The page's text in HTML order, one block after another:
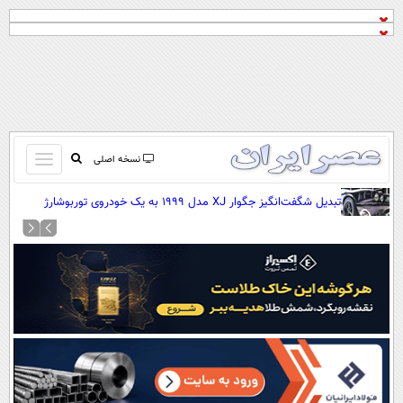
نسخه اصلی
باز
و
بسته
کردن
صفحه اول
آرشیو
نظرسنجی
آب و هوا
اوقات شرعی
سواد زندگی
تبدیل شگفت‌انگیز جگوار XJ مدل ۱۹۹۹ به یک خودروی توربوشارژ